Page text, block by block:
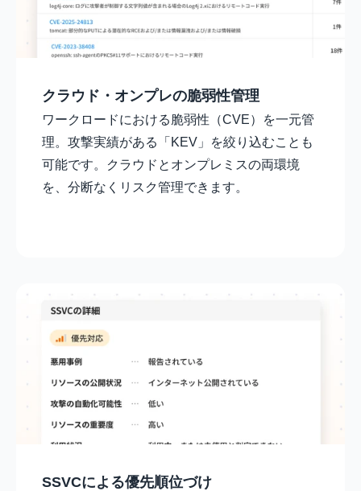
クラウド・オンプレの脆弱性管理
ワークロードにおける脆弱性（CVE）を一元管
理。攻撃実績がある「KEV」を絞り込むことも
可能です。クラウドとオンプレミスの両環境
を、分断なくリスク管理できます。
SSVCによる優先順位づけ